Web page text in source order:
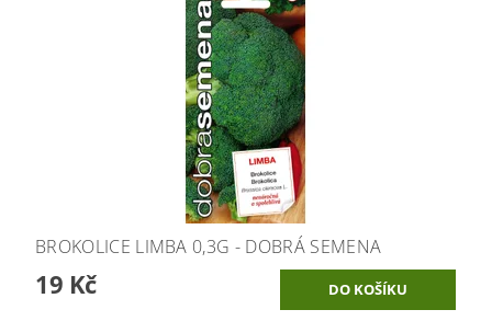
BROKOLICE LIMBA 0,3G - DOBRÁ SEMENA
19 Kč